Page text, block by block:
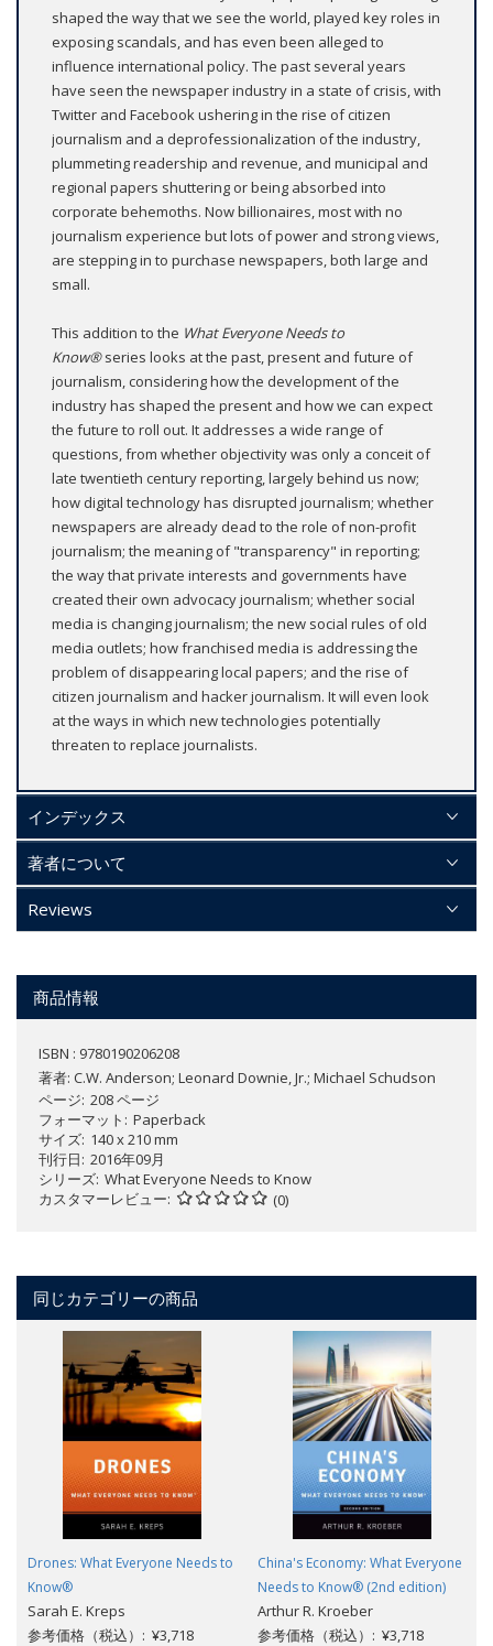
shaped the way that we see the world, played key roles in
exposing scandals, and has even been alleged to
influence international policy. The past several years
have seen the newspaper industry in a state of crisis, with
Twitter and Facebook ushering in the rise of citizen
journalism and a deprofessionalization of the industry,
plummeting readership and revenue, and municipal and
regional papers shuttering or being absorbed into
corporate behemoths. Now billionaires, most with no
journalism experience but lots of power and strong views,
are stepping in to purchase newspapers, both large and
small.
This addition to the What Everyone Needs to
Know®series looks at the past, present and future of
journalism, considering how the development of the
industry has shaped the present and how we can expect
the future to roll out. It addresses a wide range of
questions, from whether objectivity was only a conceit of
late twentieth century reporting, largely behind us now;
how digital technology has disrupted journalism; whether
newspapers are already dead to the role of non-profit
journalism; the meaning of "transparency" in reporting;
the way that private interests and governments have
created their own advocacy journalism; whether social
media is changing journalism; the new social rules of old
media outlets; how franchised media is addressing the
problem of disappearing local papers; and the rise of
citizen journalism and hacker journalism. It will even look
at the ways in which new technologies potentially
threaten to replace journalists.
インデックス
著者について
Reviews
商品情報
ISBN : 9780190206208
著者: C.W. Anderson; Leonard Downie, Jr.; Michael Schudson
ページ 208 ページ
フォーマット
Paperback
サイズ 140 x 210 mm
刊行日 2016年09月
シリーズ What Everyone Needs to Know
カスタマーレビュー
(0)
同じカテゴリーの商品
Drones: What Everyone Needs to
Know®
Sarah E. Kreps
参考価格（税込）: ¥3,718
China's Economy: What Everyone
Needs to Know® (2nd edition)
Arthur R. Kroeber
参考価格（税込）: ¥3,718